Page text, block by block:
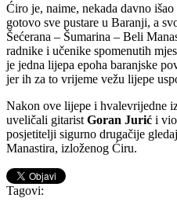
Ćiro je, naime, nekada davno
gotovo sve pustare u Baranji, a
Šećerana – Šumarina – Beli
radnike i učenike spomenutih
je jedna lijepa epoha baranjske
jer ih za to vrijeme vežu lijepe
Nakon ove lijepe i hvalevrijedne
uveličali gitarist Goran Jurić i
posjetitelji sigurno drugačije
Manastira, izloženog Ćiru.
Tagovi: